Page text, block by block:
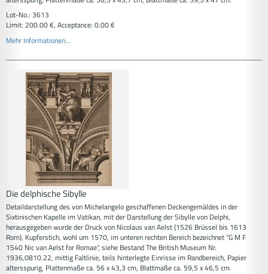
Lot-No.: 3613
Limit: 200.00 €, Acceptance: 0.00 €
Mehr Informationen...
Die delphische Sibylle
Detaildarstellung des von Michelangelo geschaffenen Deckengemäldes in der
Sixtinischen Kapelle im Vatikan, mit der Darstellung der Sibylle von Delphi,
herausgegeben wurde der Druck von Nicolaus van Aelst (1526 Brüssel bis 1613
Rom), Kupferstich, wohl um 1570, im unteren rechten Bereich bezeichnet "G M F
1540 Nic van Aelst for Romae", siehe Bestand The British Museum Nr.
1936,0810.22, mittig Faltlinie, teils hinterlegte Einrisse im Randbereich, Papier
altersspurig, Plattenmaße ca. 56 x 43,3 cm, Blattmaße ca. 59,5 x 46,5 cm.